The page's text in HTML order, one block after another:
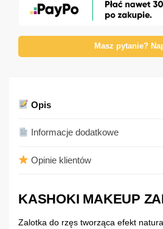
Masz pytanie?
Opis
Informacje dodatkowe
Opinie klientów
KASHOKI MAKEUP
Zalotka do rzęs tworząca efekt